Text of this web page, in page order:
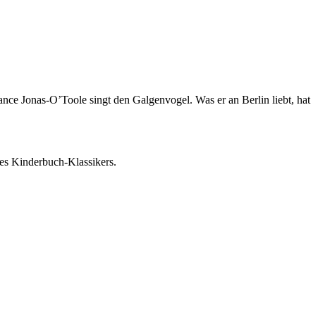
Jonas-O’Toole singt den Galgenvogel. Was er an Berlin liebt, hat
Kinderbuch-Klassikers.